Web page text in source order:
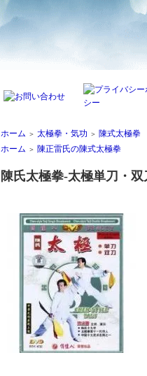
ホーム ＞ 太極拳・気功 ＞ 陳式太極拳
ホーム ＞ 陳正雷氏の陳式太極拳
陳氏太極拳-太極単刀・